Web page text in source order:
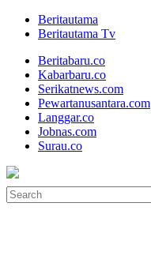
Beritautama
Beritautama Tv
Beritabaru.co
Kabarbaru.co
Serikatnews.com
Pewartanusantara.com
Langgar.co
Jobnas.com
Surau.co